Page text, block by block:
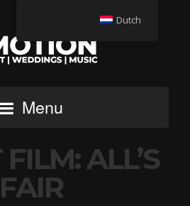
Menu
ALL’S
FAIR
Dutch